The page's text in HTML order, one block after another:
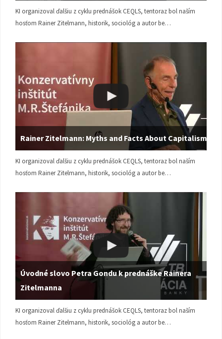
KI organizoval ďalšiu z cyklu prednášok CEQLS, tentoraz bol naším
hosťom Rainer Zitelmann, historik, sociológ a autor be…
Rainer Zitelmann: Myths and Facts About Capitalism
KI organizoval ďalšiu z cyklu prednášok CEQLS, tentoraz bol naším
hosťom Rainer Zitelmann, historik, sociológ a autor be…
Úvodné slovo Petra Gondu k prednáške Rainera
Zitelmanna
KI organizoval ďalšiu z cyklu prednášok CEQLS, tentoraz bol naším
hosťom Rainer Zitelmann, historik, sociológ a autor be…